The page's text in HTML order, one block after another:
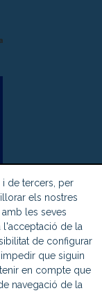
de tercers, per
els nostres
les seves
l'acceptació de la
de configurar
que siguin
en compte que
navegació de la